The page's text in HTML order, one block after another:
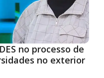
no processo de
no exterior